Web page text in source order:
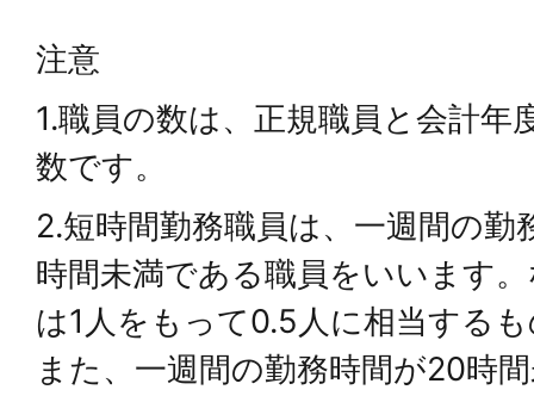
注意
1.職員の数は、正規職員と会計年
数です。
2.短時間勤務職員は、一週間の
時間未満である職員をいいます
は1人をもって0.5人に相当する
また、一週間の勤務時間が20時